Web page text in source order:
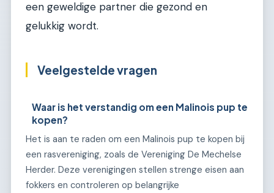
een geweldige partner die gezond en
gelukkig wordt.
Veelgestelde vragen
Waar is het verstandig om een Malinois pup te
kopen?
Het is aan te raden om een Malinois pup te kopen bij
een rasvereniging, zoals de Vereniging De Mechelse
Herder. Deze verenigingen stellen strenge eisen aan
fokkers en controleren op belangrijke